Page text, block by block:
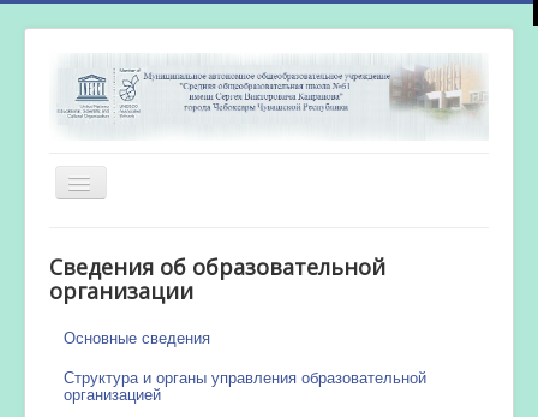
Включить/
выключить
Новости
Сведения об образовательной
организации
Основные сведения
Структура и органы управления образовательной
организацией